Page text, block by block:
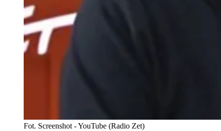
Fot. Screenshot - YouTube (Radio Zet)